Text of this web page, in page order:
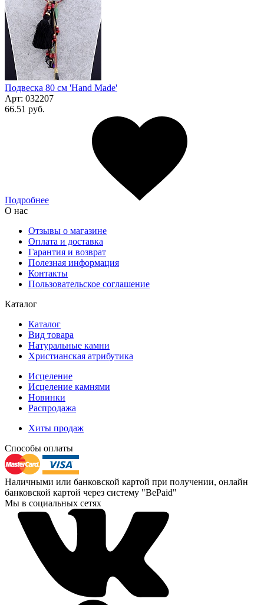
Подвеска 80 см 'Hand Made'
Арт: 032207
66.51 руб.
Подробнее
О нас
Отзывы о магазине
Оплата и доставка
Гарантия и возврат
Полезная информация
Контакты
Пользовательское соглашение
Каталог
Каталог
Вид товара
Натуральные камни
Христианская атрибутика
Исцеление
Исцеление камнями
Новинки
Распродажа
Хиты продаж
Способы оплаты
Наличными или банковской картой при получении, онлайн
банковской картой через систему "BePaid"
Мы в социальных сетях